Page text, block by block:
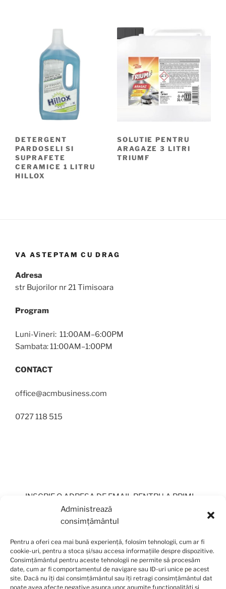
Administrează
consimțământul
Pentru a oferi cea mai bună experiență, folosim tehnologii, cum ar fi
cookie-uri, pentru a stoca și/sau accesa informațiile despre dispozitive.
Consimțământul pentru aceste tehnologii ne permite să procesăm
date, cum ar fi comportamentul de navigare sau ID-uri unice pe acest
site. Dacă nu îți dai consimțământul sau îți retragi consimțământul dat
poate avea afecte negative asupra unor anumite funcționalități și
DETERGENT
PARDOSELI SI
SUPRAFETE
CERAMICE 1 LITRU
HILLOX
SOLUTIE PENTRU
ARAGAZE 3 LITRI
TRIUMF
VA ASTEPTAM CU DRAG
Adresa
str Bujorilor nr 21 Timisoara
Program
Luni-Vineri: 11:00AM–6:00PM
Sambata: 11:00AM–1:00PM
CONTACT
office@acmbusiness.com
0727 118 515
INSCRIE O ADRESA DE EMAIL PENTRU A PRIMI
PERIODIC OFERTE